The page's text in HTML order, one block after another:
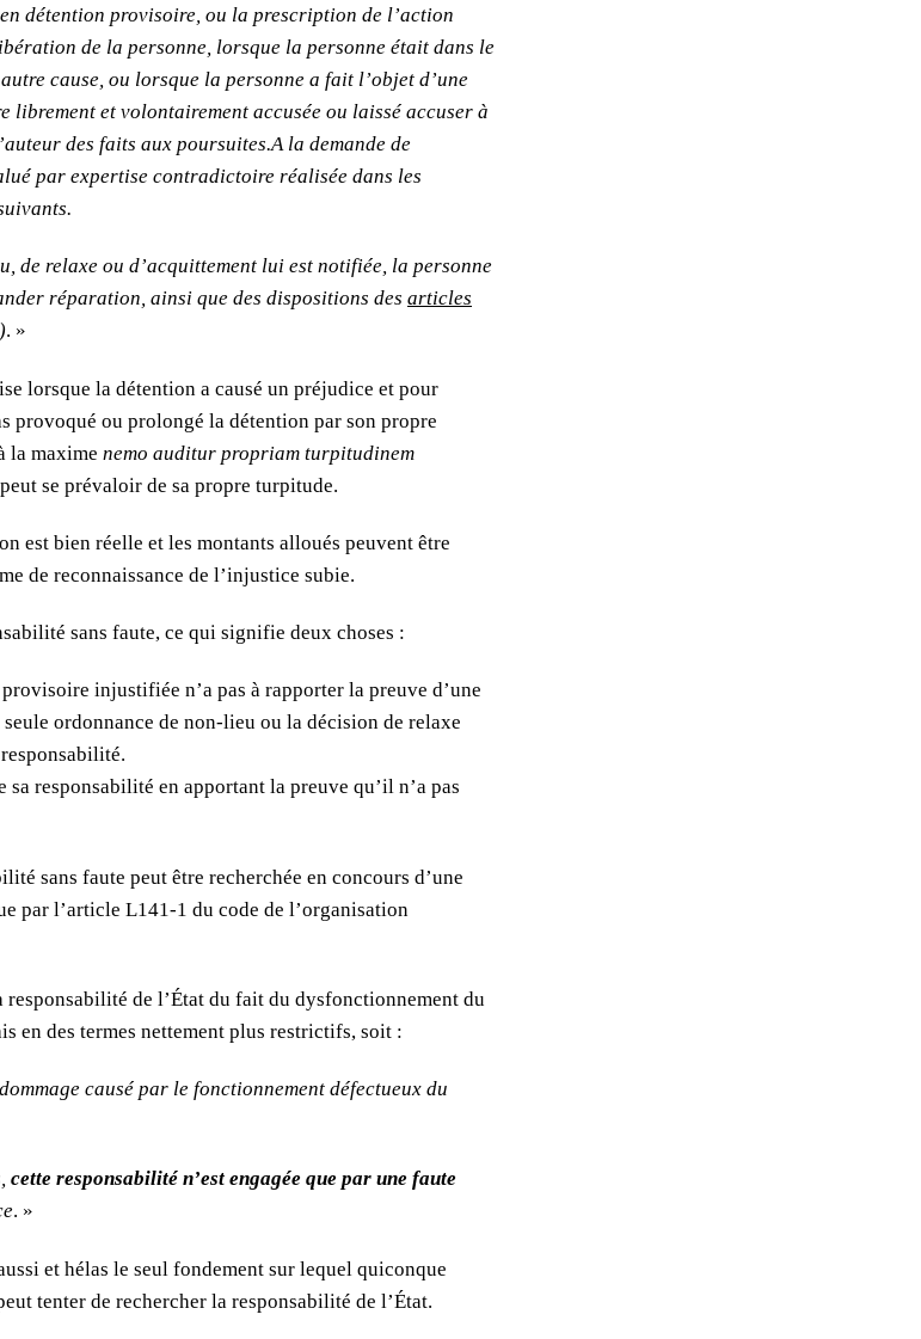
détention provisoire, ou la prescription de l’action
de la personne, lorsque la personne était dans le
cause, ou lorsque la personne a fait l’objet d’une
librement et volontairement accusée ou laissé accuser à
des faits aux poursuites.A la demande de
par expertise contradictoire réalisée dans les
de relaxe ou d’acquittement lui est notifiée, la personne
réparation, ainsi que des dispositions des articles
. »
lorsque la détention a causé un préjudice et pour
provoqué ou prolongé la détention par son propre
la maxime nemo auditur propriam turpitudinem
se prévaloir de sa propre turpitude.
est bien réelle et les montants alloués peuvent être
de reconnaissance de l’injustice subie.
sans faute, ce qui signifie deux choses :
injustifiée n’a pas à rapporter la preuve d’une
ordonnance de non-lieu ou la décision de relaxe
sa responsabilité en apportant la preuve qu’il n’a pas
sans faute peut être recherchée en concours d’une
par l’article L141-1 du code de l’organisation
responsabilité de l’État du fait du dysfonctionnement du
en des termes nettement plus restrictifs, soit :
causé par le fonctionnement défectueux du
cette responsabilité n’est engagée que par une faute
. »
et hélas le seul fondement sur lequel quiconque
tenter de rechercher la responsabilité de l’État.